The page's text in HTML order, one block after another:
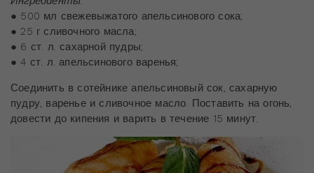
● 500 мл свежевыжатого апельсинового сока;
● 25 г сливочного масла;
● 6 ст. л. сахарной пудры;
● 4 ст. л. апельсинового варенья;
Соединить в сотейнике апельсиновый сок, сахарную
пудру, варенье и сливочное масло. Поставить на огонь,
довести до кипения и варить в течение 15 минут.